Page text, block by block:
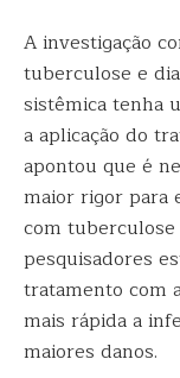
A investigação
tuberculose e
sistêmica tenha
a aplicação do
apontou que é
maior rigor para
com
pesquisadores
tratamento com
mais rápida a
maiores danos.